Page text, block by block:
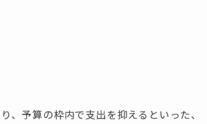
予算の枠内で支出を抑えるといった、